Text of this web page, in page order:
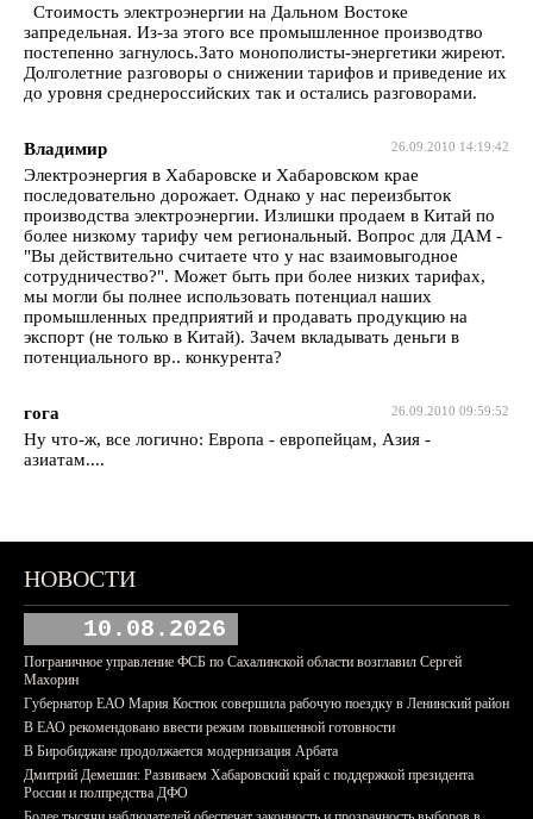
Стоимость электроэнергии на Дальном Востоке
запредельная. Из-за этого все промышленное производтво
постепенно загнулось.Зато монополисты-энергетики жиреют.
Долголетние разговоры о снижении тарифов и приведение их
до уровня среднероссийских так и остались разговорами.
26.09.2010 14:19:42
Владимир
Электроэнергия в Хабаровске и Хабаровском крае
последовательно дорожает. Однако у нас переизбыток
производства электроэнергии. Излишки продаем в Китай по
более низкому тарифу чем региональный. Вопрос для ДАМ -
"Вы действительно считаете что у нас взаимовыгодное
сотрудничество?". Может быть при более низких тарифах,
мы могли бы полнее использовать потенциал наших
промышленных предприятий и продавать продукцию на
экспорт (не только в Китай). Зачем вкладывать деньги в
потенциального вр.. конкурента?
26.09.2010 09:59:52
гога
Ну что-ж, все логично: Европа - европейцам, Азия -
азиатам....
НОВОСТИ
10.08.2026
Пограничное управление ФСБ по Сахалинской области возглавил Сергей
Махорин
Губернатор ЕАО Мария Костюк совершила рабочую поездку в Ленинский район
В ЕАО рекомендовано ввести режим повышенной готовности
В Биробиджане продолжается модернизация Арбата
Дмитрий Демешин: Развиваем Хабаровский край с поддержкой президента
России и полпредства ДФО